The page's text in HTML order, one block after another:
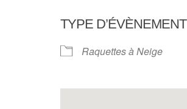
TYPE D’ÉVÈNEMENT
Raquettes à Neige